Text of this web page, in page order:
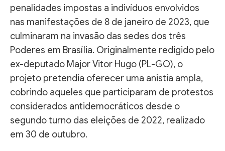
penalidades impostas a indivíduos envolvidos
nas manifestações de 8 de janeiro de 2023, que
culminaram na invasão das sedes dos três
Poderes em Brasília. Originalmente redigido pelo
ex-deputado Major Vitor Hugo (PL-GO), o
projeto pretendia oferecer uma anistia ampla,
cobrindo aqueles que participaram de protestos
considerados antidemocráticos desde o
segundo turno das eleições de 2022, realizado
em 30 de outubro.